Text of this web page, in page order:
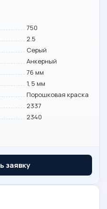
750
2.5
Серый
Анкерный
76 мм
1, 5 мм
Порошковая краска
2337
2340
заявку